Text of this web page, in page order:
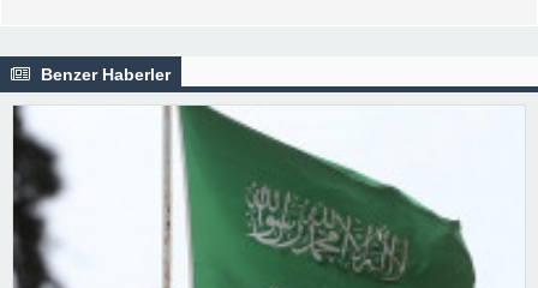
Benzer Haberler